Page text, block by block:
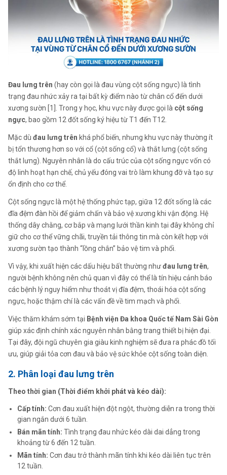
Đau lưng trên (hay còn gọi là đau vùng cột sống ngực) là tình
trạng đau nhức xảy ra tại bất kỳ điểm nào từ chân cổ đến dưới
xương sườn [1]. Trong y học, khu vực này được gọi là cột sống
ngực, bao gồm 12 đốt sống ký hiệu từ T1 đến T12.
Mặc dù đau lưng trên khá phổ biến, nhưng khu vực này thường ít
bị tổn thương hơn so với cổ (cột sống cổ) và thắt lưng (cột sống
thắt lưng). Nguyên nhân là do cấu trúc của cột sống ngực vốn có
độ linh hoạt hạn chế, chủ yếu đóng vai trò làm khung đỡ và tạo sự
ổn định cho cơ thể.
Cột sống ngực là một hệ thống phức tạp, giữa 12 đốt sống là các
đĩa đệm đàn hồi để giảm chấn và bảo vệ xương khi vận động. Hệ
thống dây chằng, cơ bắp và mạng lưới thần kinh tại đây không chỉ
giữ cho cơ thể vững chãi, truyền tải thông tin mà còn kết hợp với
xương sườn tạo thành “lồng chắn” bảo vệ tim và phổi.
Vì vậy, khi xuất hiện các dấu hiệu bất thường nhưđau lưng trên,
người bệnh không nên chủ quan vì đây có thể là tín hiệu cảnh báo
các bệnh lý nguy hiểm như thoát vị đĩa đệm, thoái hóa cột sống
ngực, hoặc thậm chí là các vấn đề về tim mạch và phổi.
Việc thăm khám sớm tại Bệnh viện Đa khoa Quốc tế Nam Sài Gòn
giúp xác định chính xác nguyên nhân bằng trang thiết bị hiện đại.
Tại đây, đội ngũ chuyên gia giàu kinh nghiệm sẽ đưa ra phác đồ tối
ưu, giúp giải tỏa cơn đau và bảo vệ sức khỏe cột sống toàn diện.
2. Phân loại đau lưng trên
Theo thời gian (Thời điểm khởi phát và kéo dài):
Cấp tính: Cơn đau xuất hiện đột ngột, thường diễn ra trong thời
gian ngắn dưới 6 tuần.
Bán mãn tính: Tình trạng đau nhức kéo dài dai dẳng trong
khoảng từ 6 đến 12 tuần.
Mãn tính: Cơn đau trở thành mãn tính khi kéo dài liên tục trên
12 tuần.